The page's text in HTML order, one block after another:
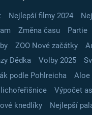
Nejlepší filmy 2024
Změna času Partie
ZOO Nové začátky
Dědka
Volby 2025
podle Pohlreicha
Aloe
Výpočet
knedlíky
Nejlepší